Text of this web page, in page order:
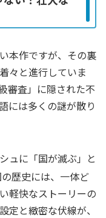
本作ですが、その裏
々と進行していま
審査」に隠された不
には多くの謎が散り
ュに「国が滅ぶ」と
歴史には、一体ど
軽快なストーリーの
定と緻密な伏線が、